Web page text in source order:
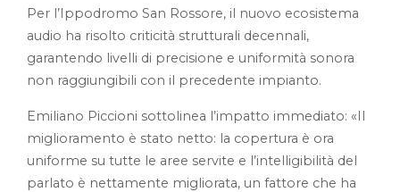
Per l’Ippodromo San Rossore, il nuovo ecosistema
audio ha risolto criticità strutturali decennali,
garantendo livelli di precisione e uniformità sonora
non raggiungibili con il precedente impianto.
Emiliano Piccioni sottolinea l’impatto immediato: «Il
miglioramento è stato netto: la copertura è ora
uniforme su tutte le aree servite e l’intelligibilità del
parlato è nettamente migliorata, un fattore che ha